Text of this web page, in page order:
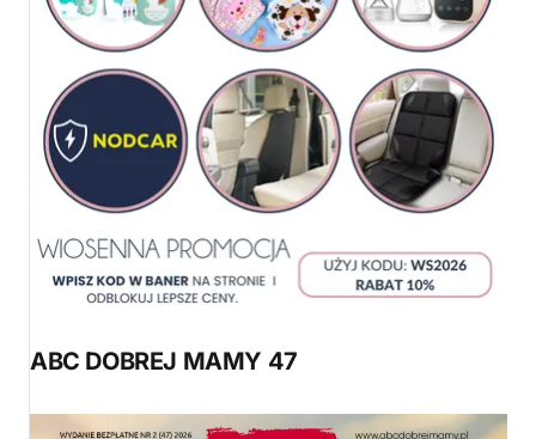
ABC DOBREJ MAMY 47